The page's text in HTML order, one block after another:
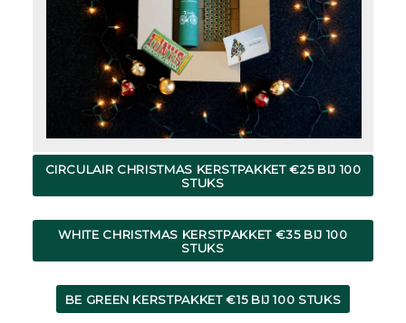
CIRCULAIR CHRISTMAS KERSTPAKKET €25 BIJ 100
STUKS
WHITE CHRISTMAS KERSTPAKKET €35 BIJ 100
STUKS
BE GREEN KERSTPAKKET €15 BIJ 100 STUKS